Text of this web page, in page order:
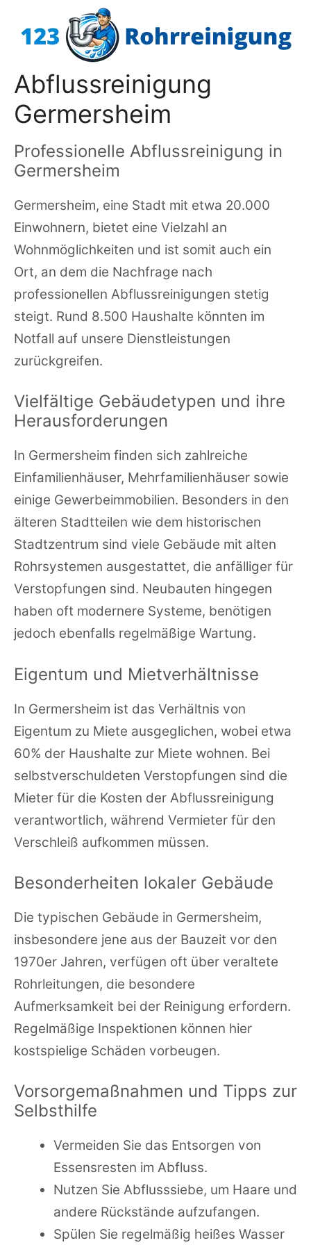
Inhalt
Abflussreinigung
Germersheim
Professionelle Abflussreinigung in
Germersheim
Germersheim, eine Stadt mit etwa 20.000
Einwohnern, bietet eine Vielzahl an
Wohnmöglichkeiten und ist somit auch ein
Ort, an dem die Nachfrage nach
professionellen Abflussreinigungen stetig
steigt. Rund 8.500 Haushalte könnten im
Notfall auf unsere Dienstleistungen
zurückgreifen.
Vielfältige Gebäudetypen und ihre
Herausforderungen
In Germersheim finden sich zahlreiche
Einfamilienhäuser, Mehrfamilienhäuser sowie
einige Gewerbeimmobilien. Besonders in den
älteren Stadtteilen wie dem historischen
Stadtzentrum sind viele Gebäude mit alten
Rohrsystemen ausgestattet, die anfälliger für
Verstopfungen sind. Neubauten hingegen
haben oft modernere Systeme, benötigen
jedoch ebenfalls regelmäßige Wartung.
Eigentum und Mietverhältnisse
In Germersheim ist das Verhältnis von
Eigentum zu Miete ausgeglichen, wobei etwa
60% der Haushalte zur Miete wohnen. Bei
selbstverschuldeten Verstopfungen sind die
Mieter für die Kosten der Abflussreinigung
verantwortlich, während Vermieter für den
Verschleiß aufkommen müssen.
Besonderheiten lokaler Gebäude
Die typischen Gebäude in Germersheim,
insbesondere jene aus der Bauzeit vor den
1970er Jahren, verfügen oft über veraltete
Rohrleitungen, die besondere
Aufmerksamkeit bei der Reinigung erfordern.
Regelmäßige Inspektionen können hier
kostspielige Schäden vorbeugen.
Vorsorgemaßnahmen und Tipps zur
Selbsthilfe
Vermeiden Sie das Entsorgen von
Essensresten im Abfluss.
Nutzen Sie Abflusssiebe, um Haare und
andere Rückstände aufzufangen.
Spülen Sie regelmäßig heißes Wasser